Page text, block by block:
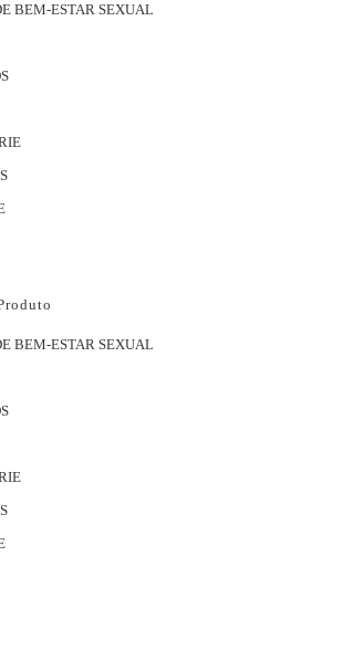
BEM-ESTAR SEXUAL
BEM-ESTAR SEXUAL